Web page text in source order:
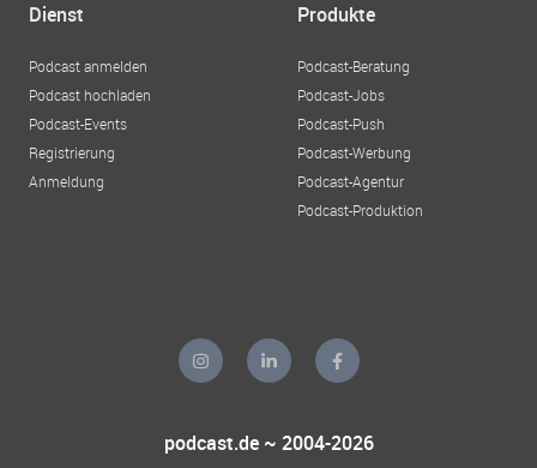
Dienst
Podcast anmelden
Podcast hochladen
Podcast-Events
Registrierung
Anmeldung
Produkte
Podcast-Beratung
Podcast-Jobs
Podcast-Push
Podcast-Werbung
Podcast-Agentur
Podcast-Produktion
podcast.de ~ 2004-2026